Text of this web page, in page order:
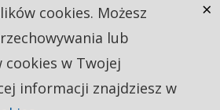
cookies. Możesz
lub
w Twojej
informacji znajdziesz w
×